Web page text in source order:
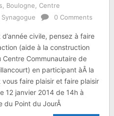
Boulogne
Centre
Synagogue 0 Comments
civile, pensez à faire
(aide à la construction
Centre Communautaire de
en participant àÂ la
faire plaisir et faire plaisir
12 janvier 2014 de 14h à
du Point du JourÂ